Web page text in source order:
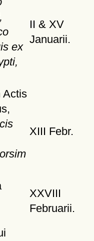
ex
II & XV
Januarii.
Actis
XIII Febr.
XXVIII
Februarii.